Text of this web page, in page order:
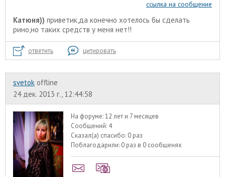
ссылка на сообщение
Катюня)) приветик,да конечно хотелось бы сделать
рино,но таких средств у меня нет!!
ответить цитировать
svetok offline
24 дек. 2013 г., 12:44:58
На форуме:12 лет и 7 месяцев
Сообщений: 4
Сказал(а) спасибо: 0 раз
Поблагодарили: 0 раз в 0 сообщенях